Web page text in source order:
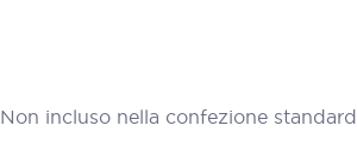
Non incluso nella confezione standard